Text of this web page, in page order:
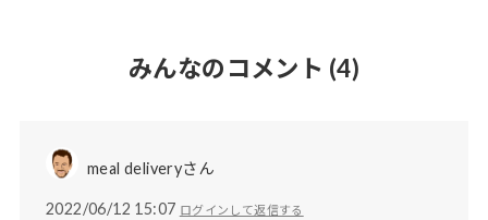
みんなのコメント (4)
meal deliveryさん
2022/06/12 15:07 ログインして返信する